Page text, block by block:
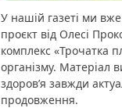
У нашій газеті ми
проєкт від Олесі
комплекс «Трочатка
організму. Матеріал
здоров’я завжди
продовження.